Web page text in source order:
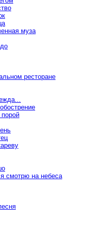
муза
ресторане
смотрю на небеса